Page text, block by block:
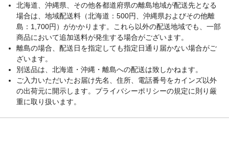
北海道、沖縄県、その他各都道府県の離島地域が配送先となる
場合は、地域配送料（北海道：500円、沖縄県およびその他離
島：1,700円）がかかります。これら以外の配送地域でも、一部
商品において追加送料が発生する場合がございます。
離島の場合、配送日を指定しても指定日通り届かない場合がご
ざいます。
別送品は、北海道・沖縄・離島への配送は致しかねます。
ご入力いただいたお届け先名、住所、電話番号をカインズ以外
の出荷元に開示します。プライバシーポリシーの規定に則り厳
重に取り扱います。